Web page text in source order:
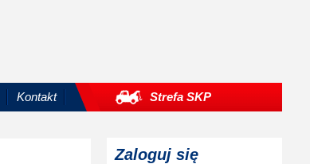
Kontakt Strefa SKP
Zaloguj się